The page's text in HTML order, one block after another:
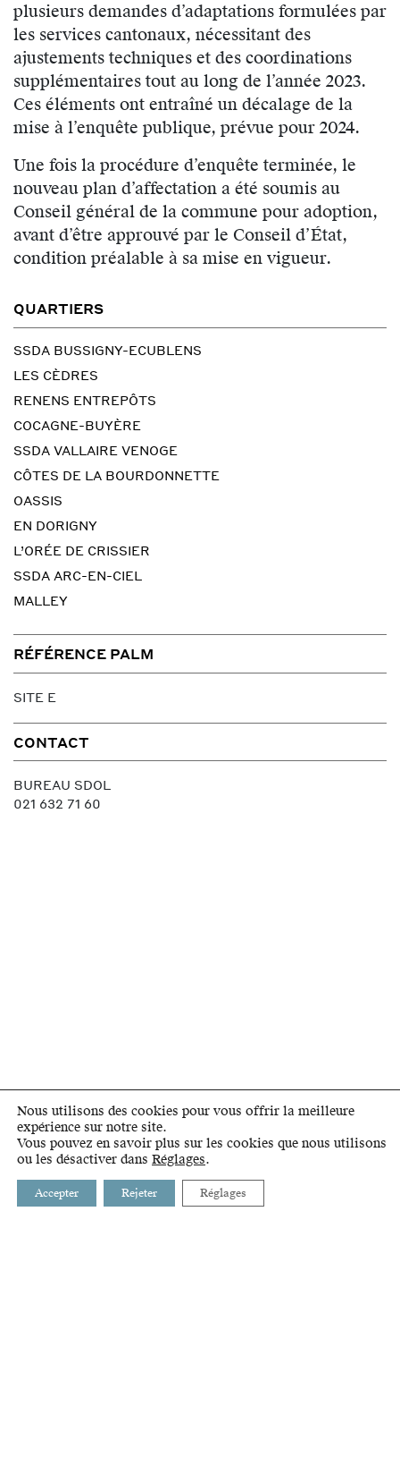
plusieurs demandes d’adaptations formulées par
les services cantonaux, nécessitant des
ajustements techniques et des coordinations
supplémentaires tout au long de l’année 2023.
Ces éléments ont entraîné un décalage de la
mise à l’enquête publique, prévue pour 2024.
Une fois la procédure d’enquête terminée, le
nouveau plan d’affectation a été soumis au
Conseil général de la commune pour adoption,
avant d’être approuvé par le Conseil d’État,
condition préalable à sa mise en vigueur.
QUARTIERS
SSDA BUSSIGNY-ECUBLENS
LES CÈDRES
RENENS ENTREPÔTS
COCAGNE-BUYÈRE
SSDA VALLAIRE VENOGE
CÔTES DE LA BOURDONNETTE
OASSIS
EN DORIGNY
L’ORÉE DE CRISSIER
SSDA ARC-EN-CIEL
MALLEY
RÉFÉRENCE PALM
SITE E
CONTACT
BUREAU SDOL
021 632 71 60
Nous utilisons des cookies pour vous offrir la meilleure
expérience sur notre site.
Vous pouvez en savoir plus sur les cookies que nous utilisons
ou les désactiver dans Réglages.
Accepter Rejeter Réglages